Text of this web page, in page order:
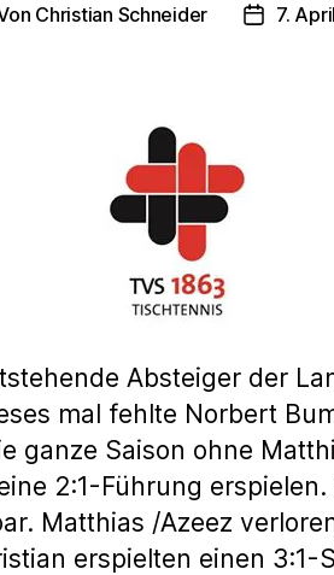
Christian Schneider 7.
Absteiger der
mal fehlte Norbert
ganze Saison ohne
2:1-Führung
Matthias /Azeez
erspielten einen 3:1-